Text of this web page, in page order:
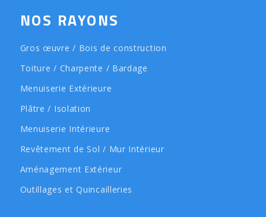
NOS RAYONS
Gros œuvre / Bois de construction
Toiture / Charpente / Bardage
Menuiserie Extérieure
Plâtre / Isolation
Menuiserie Intérieure
Revêtement de Sol / Mur Intérieur
Aménagement Extérieur
Outillages et Quincailleries